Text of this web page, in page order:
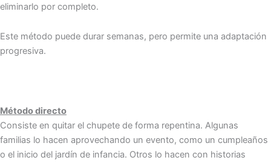
eliminarlo por completo.
Este método puede durar semanas, pero permite una adaptación
progresiva.
Método directo
Consiste en quitar el chupete de forma repentina. Algunas
familias lo hacen aprovechando un evento, como un cumpleaños
o el inicio del jardín de infancia. Otros lo hacen con historias